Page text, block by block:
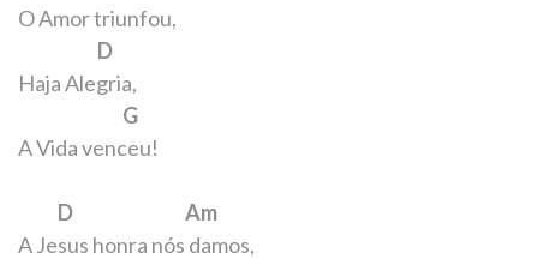
O Amor triunfou,
D
Haja Alegria,
G
A Vida venceu!
D Am
A Jesus honra nós damos,